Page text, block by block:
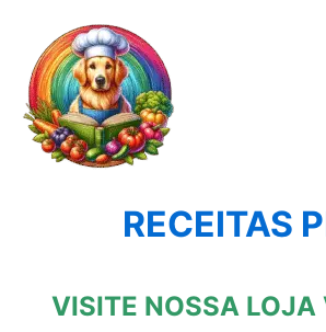
conteúdo
RECEITAS
VISITE NOSSA LOJA